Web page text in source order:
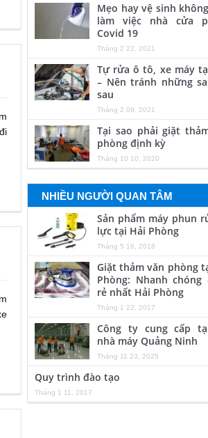
Mẹo hay vệ sinh
làm việc nhà cửa
Covid 19
Tháng 2 22, 2021
Tự rửa ô tô, xe máy
– Nên tránh những
sau
Tháng 2 09, 2021
Tại sao phải giặt
phòng định kỳ
Tháng 10 10, 2020
NHIỀU NGƯỜI QUAN TÂM
Sản phẩm máy phun
lực tại Hải Phòng
Tháng 5 16, 2018
Giặt thảm văn phòng
Phòng: Nhanh chóng
rẻ nhất Hải Phòng
Tháng 1 22, 2017
Công ty cung cấp
nhà máy Quảng Ninh
Tháng 11 23, 2025
Quy trình đào tạo
Tháng 1 11, 2017